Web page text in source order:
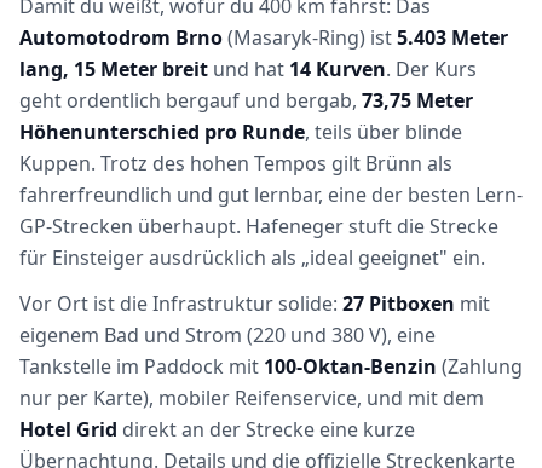
Damit du weißt, wofür du 400 km fährst: Das
Automotodrom Brno(Masaryk-Ring) ist5.403 Meter
lang, 15 Meter breit und hat 14 Kurven. Der Kurs
geht ordentlich bergauf und bergab, 73,75 Meter
Höhenunterschied pro Runde, teils über blinde
Kuppen. Trotz des hohen Tempos gilt Brünn als
fahrerfreundlich und gut lernbar, eine der besten Lern-
GP-Strecken überhaupt. Hafeneger stuft die Strecke
für Einsteiger ausdrücklich als „ideal geeignet" ein.
Vor Ort ist die Infrastruktur solide: 27 Pitboxen mit
eigenem Bad und Strom (220 und 380 V), eine
Tankstelle im Paddock mit 100-Oktan-Benzin (Zahlung
nur per Karte), mobiler Reifenservice, und mit dem
Hotel Grid direkt an der Strecke eine kurze
Übernachtung. Details und die offizielle Streckenkarte